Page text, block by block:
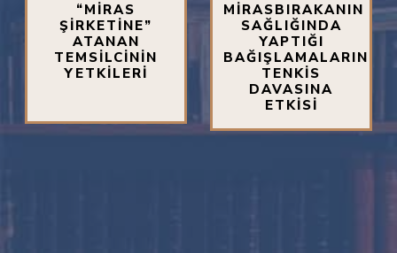
“MİRAS
ŞİRKETİNE”
ATANAN
TEMSİLCİNİN
YETKİLERİ
MİRASBIRAKANIN
SAĞLIĞINDA
YAPTIĞI
BAĞIŞLAMALARIN
TENKİS
DAVASINA
ETKİSİ